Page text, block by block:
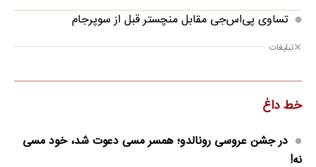
تساوی پی‌اس‌جی مقابل منچستر قبل از سوپرجام
تبلیغات
خط داغ
در جشن عروسی رونالدو؛ همسر مسی دعوت شد، خود مسی
نه!